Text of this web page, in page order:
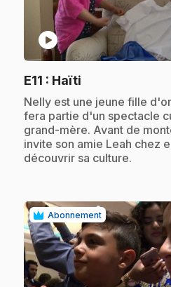
play_circle
E11 : Haïti
.Nelly est une jeune fille
fera partie d'un spectacle
grand-mère. Avant de
invite son amie Leah chez
découvrir sa culture.
Abonnement